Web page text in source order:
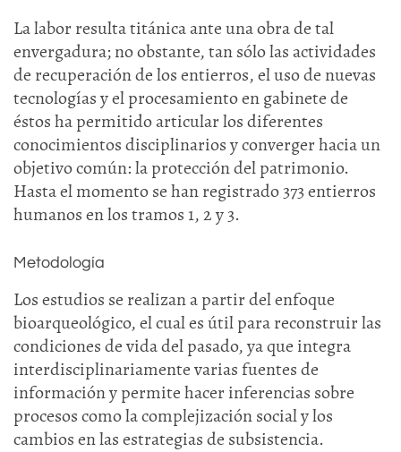
La labor resulta titánica ante una obra de tal
envergadura; no obstante, tan sólo las actividades
de recuperación de los entierros, el uso de nuevas
tecnologías y el procesamiento en gabinete de
éstos ha permitido articular los diferentes
conocimientos disciplinarios y converger hacia un
objetivo común: la protección del patrimonio.
Hasta el momento se han registrado 373 entierros
humanos en los tramos 1, 2 y 3.
Metodología
Los estudios se realizan a partir del enfoque
bioarqueológico, el cual es útil para reconstruir las
condiciones de vida del pasado, ya que integra
interdisciplinariamente varias fuentes de
información y permite hacer inferencias sobre
procesos como la complejización social y los
cambios en las estrategias de subsistencia.